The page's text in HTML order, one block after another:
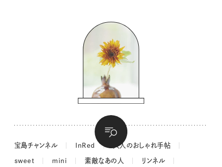
コウケンテツのヒトワザ巡り
ノーラのフィンランド旅気分
吉田羊さんの着物と12のアソビゴコロ
長谷川あかりさんの今週もお疲れ様つまみ
宝島チャンネル InRed 大人のおしゃれ手帖
sweet mini 素敵なあの人 リンネル